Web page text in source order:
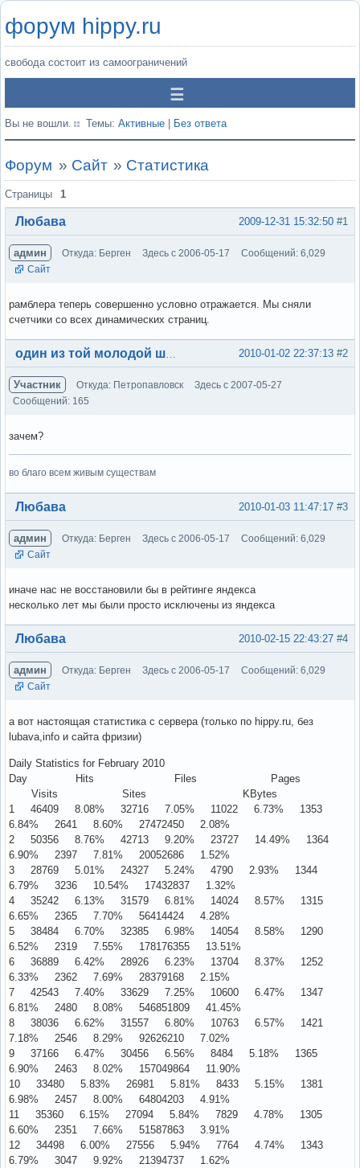
форум hippy.ru
свобода состоит из самоограничений
Вы не вошли. Темы: Активные Без ответа
Форум » Сайт » Статистика
Страницы 1
#1
2009-12-31 15:32:50
Любава
админ Откуда: Берген Здесь с 2006-05-17
Сообщений: 6,029
Сайт
рамблера теперь совершенно условно отражается. Мы сняли
счетчики со всех динамических страниц.
Вне форума #2
2010-01-02 22:37:13
Участник Откуда: Петропавловск
Здесь с 2007-05-27
Сообщений: 165
зачем?
во благо всем живым существам
Вне форума #3
2010-01-03 11:47:17
Любава
админ Откуда: Берген Здесь с 2006-05-17
Сообщений: 6,029
Сайт
иначе нас не восстановили бы в рейтинге яндекса
несколько лет мы были просто исключены из яндекса
Вне форума #4
2010-02-15 22:43:27
Любава
админ Откуда: Берген Здесь с 2006-05-17
Сообщений: 6,029
Сайт
а вот настоящая статистика с сервера (только по hippy.ru, без
lubava,info и сайта фризии)
Daily Statistics for February 2010
Day Hits Files Pages
Visits Sites KBytes
1 46409 8.08% 32716 7.05% 11022 6.73% 1353
6.84% 2641 8.60% 27472450 2.08%
2 50356 8.76% 42713 9.20% 23727 14.49% 1364
6.90% 2397 7.81% 20052686 1.52%
3 28769 5.01% 24327 5.24% 4790 2.93% 1344
6.79% 3236 10.54% 17432837 1.32%
4 35242 6.13% 31579 6.81% 14024 8.57% 1315
6.65% 2365 7.70% 56414424 4.28%
5 38484 6.70% 32385 6.98% 14054 8.58% 1290
6.52% 2319 7.55% 178176355 13.51%
6 36889 6.42% 28926 6.23% 13704 8.37% 1252
6.33% 2362 7.69% 28379168 2.15%
7 42543 7.40% 33629 7.25% 10600 6.47% 1347
6.81% 2480 8.08% 546851809 41.45%
8 38036 6.62% 31557 6.80% 10763 6.57% 1421
7.18% 2546 8.29% 92626210 7.02%
9 37166 6.47% 30456 6.56% 8484 5.18% 1365
6.90% 2463 8.02% 157049864 11.90%
10 33480 5.83% 26981 5.81% 8433 5.15% 1381
6.98% 2457 8.00% 64804203 4.91%
11 35360 6.15% 27094 5.84% 7829 4.78% 1305
6.60% 2351 7.66% 51587863 3.91%
12 34498 6.00% 27556 5.94% 7764 4.74% 1343
6.79% 3047 9.92% 21394737 1.62%